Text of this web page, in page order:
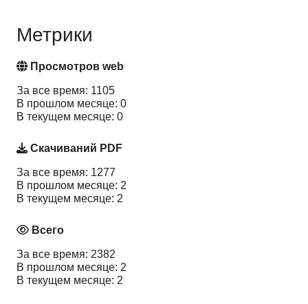
Метрики
Просмотров web
За все время: 1105
В прошлом месяце: 0
В текущем месяце: 0
Скачиваний PDF
За все время: 1277
В прошлом месяце: 2
В текущем месяце: 2
Всего
За все время: 2382
В прошлом месяце: 2
В текущем месяце: 2